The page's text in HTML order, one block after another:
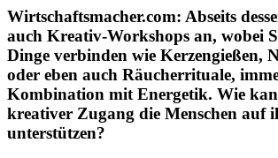
Wirtschaftsmacher.com: Abseits
auch Kreativ-Workshops an, wobei
Dinge verbinden wie Kerzengießen,
oder eben auch Räucherrituale,
Kombination mit Energetik. Wie
kreativer Zugang die Menschen auf
unterstützen?